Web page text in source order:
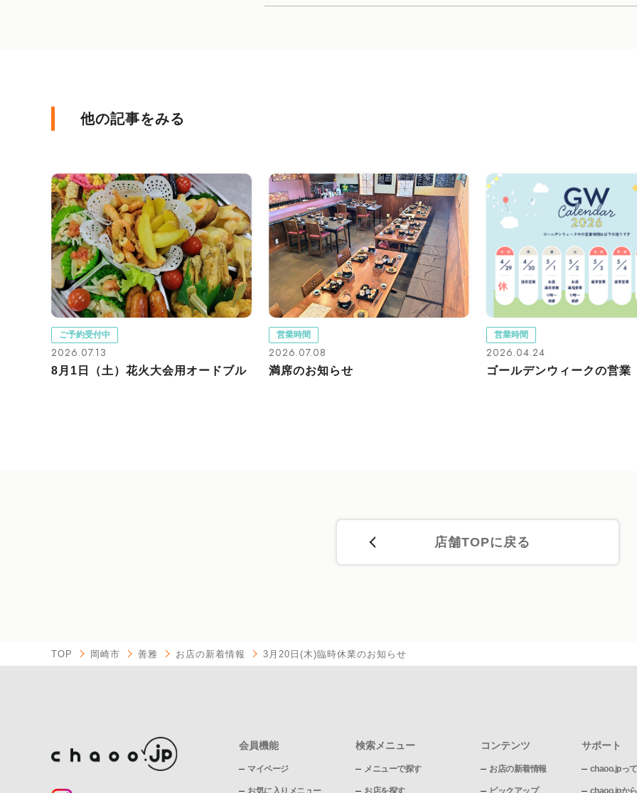
他の記事をみる
ご予約受付中
2026.07.13
8月1日（土）花火大会用オードブル
営業時間
2026.07.08
満席のお知らせ
営業時間
2026.04.24
ゴールデンウィークの営業
店舗TOPに戻る
TOP 岡崎市 善雅 お店の新着情報 3月20日(木)臨時休業のお知らせ
会員機能
マイページ
お気に入りメニュー
検索メニュー
メニューで探す
お店を探す
コンテンツ
お店の新着情報
ピックアップ
サポート
chaoo.jpっ
chaoo.jpか